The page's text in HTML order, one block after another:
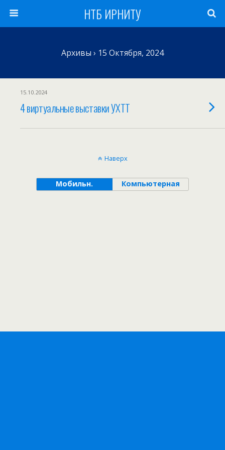
НТБ ИРНИТУ
Архивы › 15 Октября, 2024
15.10.2024
4 виртуальные выставки УХТТ
Наверх
Мобильн. Компьютерная